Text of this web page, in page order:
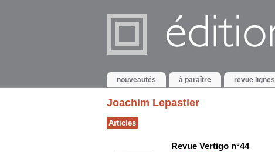
nouveautés à paraître revue lignes
Joachim Lepastier
Articles
Revue Vertigo n°44